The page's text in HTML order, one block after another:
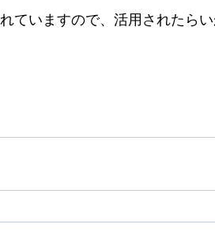
ていますので、活用されたら